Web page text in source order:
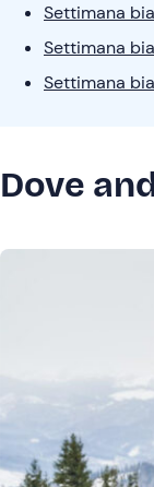
Settimana
Settimana
Settimana
Dove